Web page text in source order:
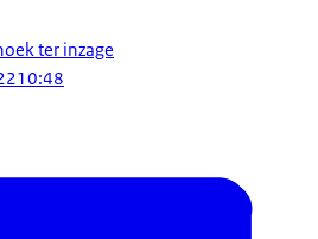
ter inzage
10:48